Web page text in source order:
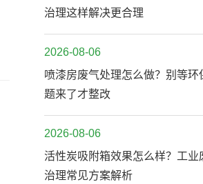
治理这样解决更合理
2026-08-06
喷漆房废气处理怎么做？别等环
题来了才整改
2026-08-06
活性炭吸附箱效果怎么样？工业
治理常见方案解析